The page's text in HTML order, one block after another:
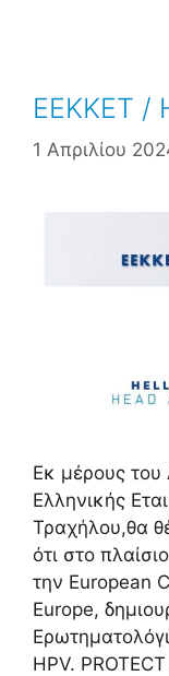
EEKKET /
1 Απριλίου
Εκ μέρους του
Ελληνικής
Τραχήλου,θα
ότι στο
την European
Europe,
HPV.